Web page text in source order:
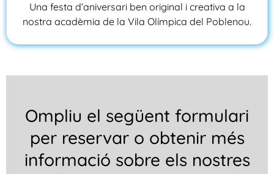
Una festa d’aniversari ben original i creativa a la
nostra acadèmia de la Vila Olímpica del Poblenou.
Ompliu el següent formulari
per reservar o obtenir més
informació sobre els nostres